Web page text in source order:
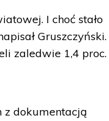
I choć stało
Gruszczyński.
zaledwie 1,4 proc.
z dokumentacją